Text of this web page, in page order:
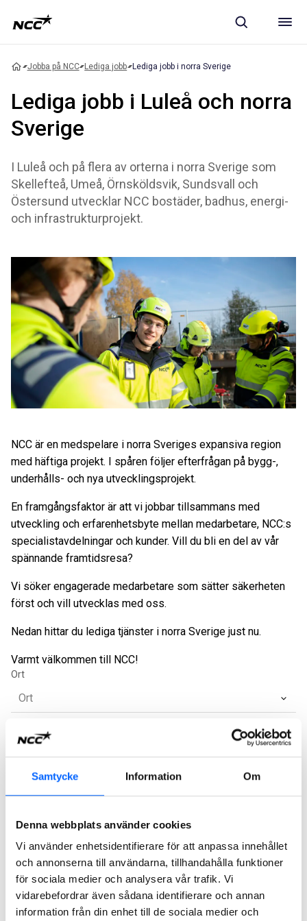
Samtycke Information Om
Denna webbplats använder cookies
Vi använder enhetsidentifierare för att anpassa innehållet
och annonserna till användarna, tillhandahålla funktioner
för sociala medier och analysera vår trafik. Vi
vidarebefordrar även sådana identifierare och annan
information från din enhet till de sociala medier och
Jobba på NCC Lediga jobb Lediga jobb i norra Sverige
Lediga jobb i Luleå och norra
Sverige
I Luleå och på flera av orterna i norra Sverige som
Skellefteå, Umeå, Örnsköldsvik, Sundsvall och
Östersund utvecklar NCC bostäder, badhus, energi-
och infrastrukturprojekt.
NCC är en medspelare i norra Sveriges expansiva region
med häftiga projekt. I spåren följer efterfrågan på bygg-,
underhålls- och nya utvecklingsprojekt.
En framgångsfaktor är att vi jobbar tillsammans med
utveckling och erfarenhetsbyte mellan medarbetare, NCC:s
specialistavdelningar och kunder. Vill du bli en del av vår
spännande framtidsresa?
Vi söker engagerade medarbetare som sätter säkerheten
först och vill utvecklas med oss.
Nedan hittar du lediga tjänster i norra Sverige just nu.
Varmt välkommen till NCC!
Ort
Jobbtitel Ansök senast
Platschef Building Norrland Umeå 2026-08-21
Quality Manager for a Mega
Supervisor Skellefteå
Bergarbetare Skellefteå 2026-08-14
Product Developer Stone
Materials
Flera
orter
2026-08-30
Maskin- och teknikchef
Flera
2026-08-30